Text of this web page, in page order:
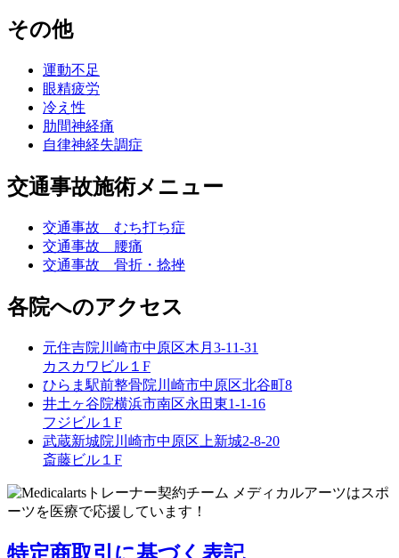
その他
運動不足
眼精疲労
冷え性
肋間神経痛
自律神経失調症
交通事故施術メニュー
交通事故 むち打ち症
交通事故 腰痛
交通事故 骨折・捻挫
各院へのアクセス
元住吉院 川崎市中原区木月3-11-31
カスカワビル１F
ひらま駅前整骨院 川崎市中原区北谷町8
井土ヶ谷院横浜市南区永田東1-1-16
フジビル１F
武蔵新城院 川崎市中原区上新城2-8-20
斎藤ビル１F